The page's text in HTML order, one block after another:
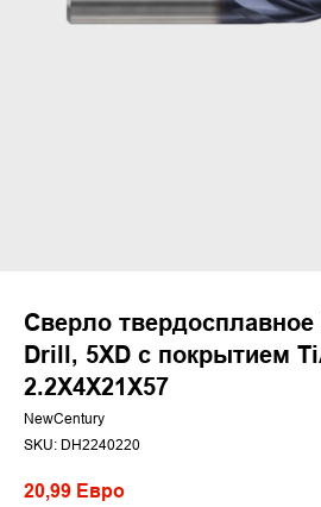
Сверло
Drill, 5XD с покрытием
2.2X4X21X57
NewCentury
SKU: DH2240220
20,99 Евро